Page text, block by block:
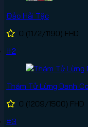
Đảo Hải Tặc
0 (1172/1190) FHD
#2
Thám Tử Lừng Danh
0 (1209/1500) FHD
#3